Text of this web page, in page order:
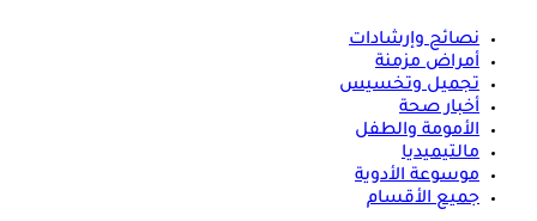
نصائح وإرشادات
أمراض مزمنة
تجميل وتخسيس
أخبار صحة
الأمومة والطفل
مالتيميديا
موسوعة الأدوية
جميع الأقسام